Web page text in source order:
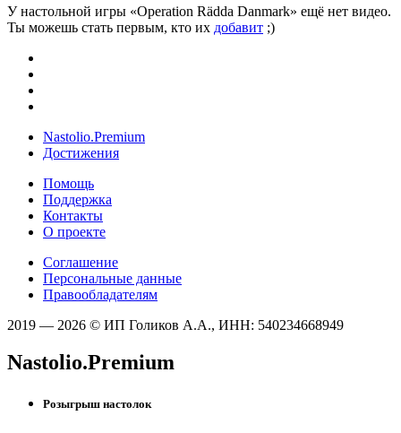
У настольной игры «Operation Rädda Danmark» ещё нет видео.
Ты можешь стать первым, кто их добавит ;)
Nastolio.Premium
Достижения
Помощь
Поддержка
Контакты
О проекте
Соглашение
Персональные данные
Правообладателям
2019 — 2026 © ИП Голиков А.А., ИНН: 540234668949
Nastolio.Premium
Розыгрыш настолок